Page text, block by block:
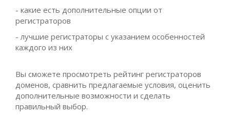
- какие есть дополнительные опции от
регистраторов
- лучшие регистраторы с указанием особенностей
каждого из них
Вы сможете просмотреть рейтинг регистраторов
доменов, сравнить предлагаемые условия, оценить
дополнительные возможности и сделать
правильный выбор.